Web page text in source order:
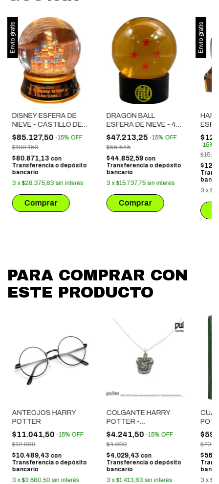
Envío gratis
DISNEY ESFERA DE
NIEVE - CASTILLO DE
DISNEY
$85.127,50 -15% OFF
$100.150
$80.871,13 con
Transferencia o depósito
bancario
3 x$28.375,83 sin interés
DRAGON BALL
ESFERA DE NIEVE - 4
ESTRELLAS
$47.213,25 -15% OFF
$55.545
$44.852,59 con
Transferencia o depósito
bancario
3 x$15.737,75 sin interés
Envío gratis
-15%
3 x
PARA COMPRAR CON
ESTE PRODUCTO
ANTEOJOS HARRY
POTTER
$11.041,50 -15% OFF
$12.990
$10.489,43 con
Transferencia o depósito
bancario
3 x$3.680,50 sin interés
COLGANTE HARRY
POTTER -
RAVENCLAW
$4.241,50 -15% OFF
$4.990
$4.029,43 con
Transferencia o depósito
bancario
3 x$1.413,83 sin interés
3 x